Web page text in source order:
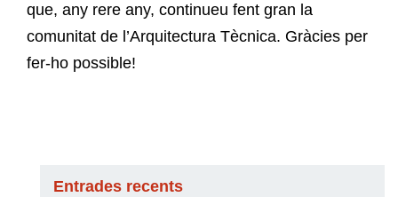
que, any rere any, continueu fent gran la
comunitat de l’Arquitectura Tècnica. Gràcies per
fer-ho possible!
Entrades recents